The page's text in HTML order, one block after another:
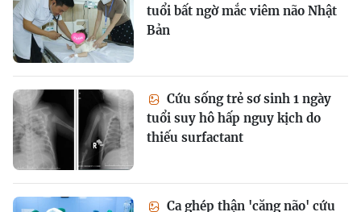
tuổi bất ngờ mắc viêm não Nhật
Bản
Cứu sống trẻ sơ sinh 1 ngày
tuổi suy hô hấp nguy kịch do
thiếu surfactant
Ca ghép thận 'căng não' cứu